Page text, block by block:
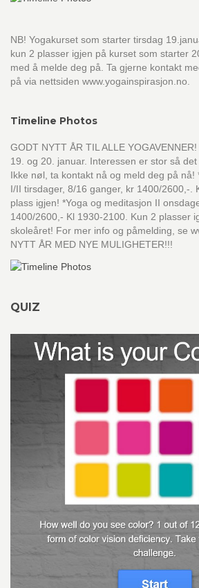
NB! Yogakurset som starter tirsdag
kun 2 plasser igjen på kurset som starter
med å melde deg på. Ta gjerne kontakt
på via nettsiden www.yogainspirasjon.no.
Timeline Photos
GODT NYTT ÅR TIL ALLE
19. og 20. januar. Interessen er stor så
Ikke nøl, ta kontakt nå og meld deg på nå!
I/II tirsdager, 8/16 ganger, kr 1400/2600,-.
plass igjen! *Yoga og meditasjon II
1400/2600,- Kl 1930-2100. Kun 2 plasser
skoleåret! For mer info og påmelding, se
NYTT ÅR MED NYE MULIGHETER!!!
QUIZ